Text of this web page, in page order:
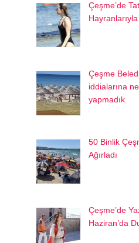
Çeşme’de
Çeşme
iddialarına
yapmadık
50 Binlik
Ağırladı
Çeşme’de
Haziran’da